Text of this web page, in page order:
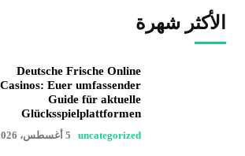
الأكثر شهرة
Deutsche Frische Online
Casinos: Euer umfassender
Guide für aktuelle
Glücksspielplattformen
uncategorized 5 أغسطس، 2026